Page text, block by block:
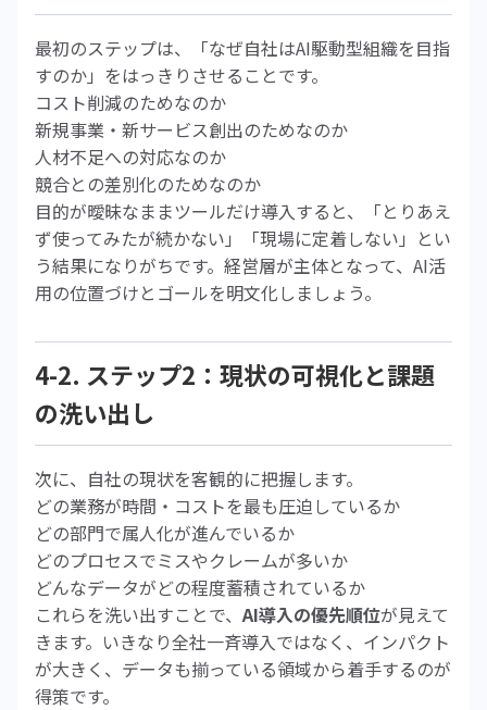
最初のステップは、「なぜ自社はAI駆動型組織を目指
すのか」をはっきりさせることです。
コスト削減のためなのか
新規事業・新サービス創出のためなのか
人材不足への対応なのか
競合との差別化のためなのか
目的が曖昧なままツールだけ導入すると、「とりあえ
ず使ってみたが続かない」「現場に定着しない」とい
う結果になりがちです。経営層が主体となって、AI活
用の位置づけとゴールを明文化しましょう。
4-2. ステップ2：現状の可視化と課題
の洗い出し
次に、自社の現状を客観的に把握します。
どの業務が時間・コストを最も圧迫しているか
どの部門で属人化が進んでいるか
どのプロセスでミスやクレームが多いか
どんなデータがどの程度蓄積されているか
これらを洗い出すことで、AI導入の優先順位が見えて
きます。いきなり全社一斉導入ではなく、インパクト
が大きく、データも揃っている領域から着手するのが
得策です。